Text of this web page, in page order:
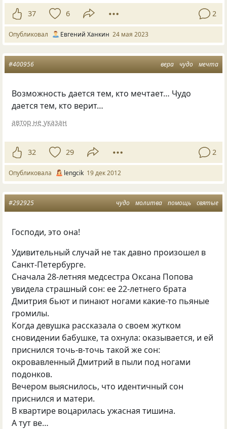
37 6 2
Опубликовал Евгений Ханкин 24 мая 2023
вера чудо мечта
#400956
Возможность дается тем, кто мечтает… Чудо
дается тем, кто верит…
автор не указан
32 29 2
Опубликовала lengcik 19 дек 2012
чудо молитва помощь святые
#292925
Господи, это она!
Удивительный случай не так давно произошел в
Санкт-Петербурге.
Cначала 28-летняя медсестра Оксана Попова
увидела страшный сон: ее 22-летнего брата
Дмитрия бьют и пинают ногами какие-то пьяные
громилы.
Когда девушка рассказала о своем жутком
сновидении бабушке, та охнула: оказывается, и ей
приснился точь-в-точь такой же сон:
окровавленный Дмитрий в пыли под ногами
подонков.
Вечером выяснилось, что идентичный сон
приснился и матери.
В квартире воцарилась ужасная тишина.
А тут ве…